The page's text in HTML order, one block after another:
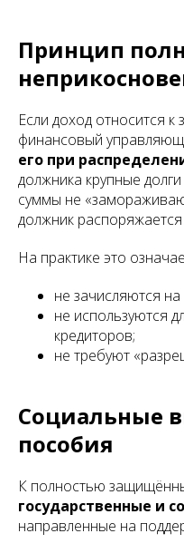
Принцип
Если доход относится
финансовый
его при
должника крупные
суммы не
должник
На практике это
не зачисляются на
не используются
кредиторов;
не требуют
Социальные
пособия
К полностью
государственные и
направленные на